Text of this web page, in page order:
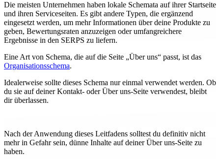
Die meisten Unternehmen haben lokale Schemata auf ihrer Startseite
und ihren Serviceseiten. Es gibt andere Typen, die ergänzend
eingesetzt werden, um mehr Informationen über deine Produkte zu
geben, Bewertungsraten anzuzeigen oder umfangreichere
Ergebnisse in den SERPS zu liefern.
Eine Art von Schema, die auf die Seite „Über uns“ passt, ist das
Organisationsschema.
Idealerweise sollte dieses Schema nur einmal verwendet werden. Ob
du sie auf deiner Kontakt- oder Über uns-Seite verwendest, bleibt
dir überlassen.
Nach der Anwendung dieses Leitfadens solltest du definitiv nicht
mehr in Gefahr sein, dünne Inhalte auf deiner Über uns-Seite zu
haben.